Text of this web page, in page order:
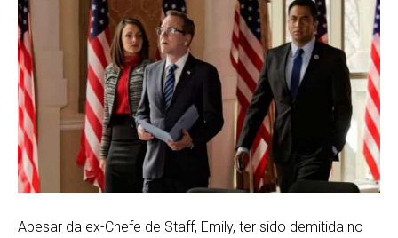
Apesar da ex-Chefe de Staff, Emily, ter sido demitida no